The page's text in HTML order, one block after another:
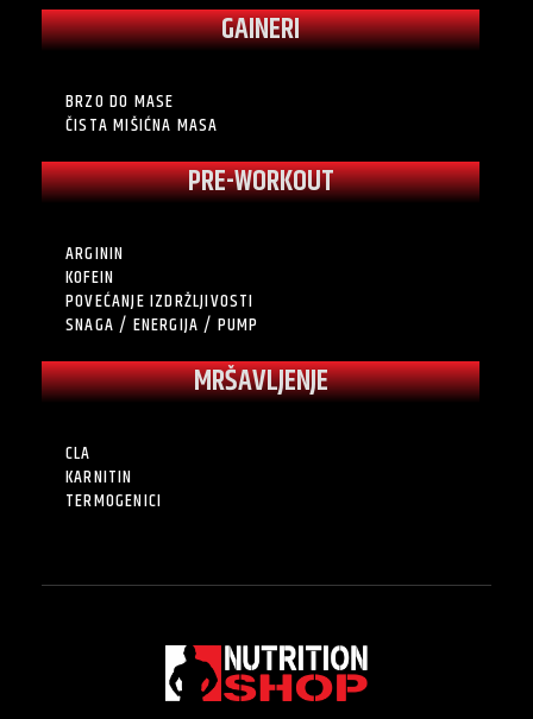
GAINERI
BRZO DO MASE
ČISTA MIŠIĆNA MASA
PRE-WORKOUT
ARGININ
KOFEIN
POVEĆANJE IZDRŽLJIVOSTI
SNAGA / ENERGIJA / PUMP
MRŠAVLJENJE
CLA
KARNITIN
TERMOGENICI